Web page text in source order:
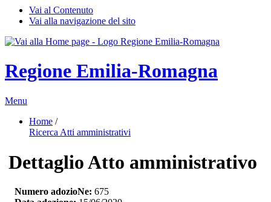
Vai al Contenuto
Vai alla navigazione del sito
Regione Emilia-Romagna
Menu
Home /
Ricerca Atti amministrativi
Dettaglio Atto amministrativo
Numero adozioNe: 675